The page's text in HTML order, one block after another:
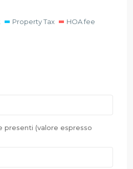
Property Tax HOA fee
presenti (valore espresso